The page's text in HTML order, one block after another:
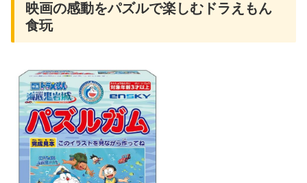
映画の感動をパズルで楽しむドラえもん
食玩